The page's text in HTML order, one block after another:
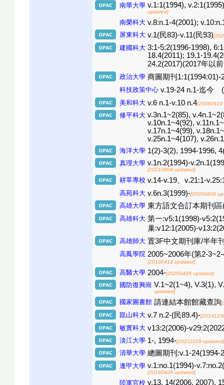
南華大學 v.1:1(1994),
updated]
南榮科大 v.8:n.1-4(2001);
屏東科大 v.1(民83)-v.11(民93)
建國科大 3:1-5:2(1996-1998),
18.4(2011); 19.1-
24.2(2017)(2017年以
政治大學 商圖期刊1:1(1994:01)-
科技政策中心 v.19-24 n.1-迄今
美和科大 v.6 n.1-v.10 n.4[20080910
修平科大 v.3n.1~2(85),
v.10n.1~4(92),
v.17n.1~4(99),
v.25n.1~4(107),
海洋大學 1(2)-3(2), 1994-1996,
真理大學 v.1n.2(1994)-
[20210804 updated]
耕莘專校 v.14-v.19、v.21:1-
高苑科大 v.6n.3(1999)-[20050608
高雄大學 東方語文合訂本期刊區
高雄科大 第一:v5:1(1998)-
巢:v12:1(2005)-
高雄師大 置3F中文期刊庫/半年
高鳳學院 2005~2006年(第2-
[20100414 updated]
高醫大學 2004-[20260429 updated]
國防復興崗 V.1~2(1~4), V.3(1),
updated]
國家圖書館 請連結本館館藏查詢
崑山科大 v.7 n.2-(民89.4)-
敏實科大 v13:2(2006)-
淡江大學 1-, 1994-[20211029 updated]
清華大學 總圖期刊:v.1-24(1994-
逢甲大學 v.1:no.1(1994)-
[20160429 updated]
陸軍官校 v.13, 14(2006, 2007),